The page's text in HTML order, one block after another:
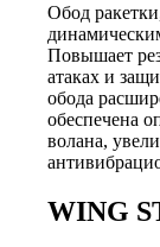
Обод
Повышает
атаках и
обода
обеспечена
волана,
WING